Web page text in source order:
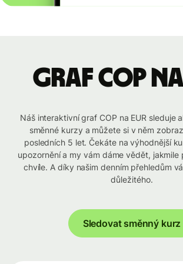
graf COP na
Náš interaktivní graf COP na EUR sleduje
směnné kurzy a můžete si v něm
posledních 5 let. Čekáte na výhodnější
upozornění a my vám dáme vědět, jakmile
chvíle. A díky našim denním přehledům
důležitého.
Sledovat směnný kurz